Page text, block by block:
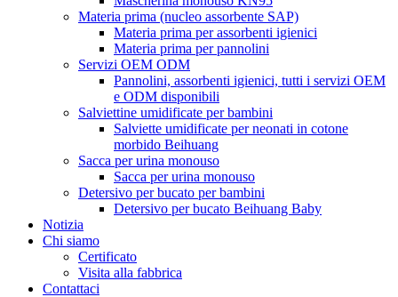
Materia prima (nucleo assorbente SAP)
Materia prima per assorbenti igienici
Materia prima per pannolini
Servizi OEM ODM
Pannolini, assorbenti igienici, tutti i servizi OEM
e ODM disponibili
Salviettine umidificate per bambini
Salviette umidificate per neonati in cotone
morbido Beihuang
Sacca per urina monouso
Sacca per urina monouso
Detersivo per bucato per bambini
Detersivo per bucato Beihuang Baby
Notizia
Chi siamo
Certificato
Visita alla fabbrica
Contattaci